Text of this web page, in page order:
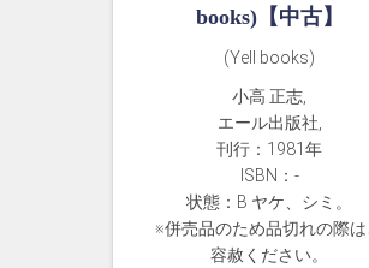
books)【中古】
(Yell books)
小高 正志,
エール出版社,
刊行：1981年
ISBN：-
状態：B ヤケ、シミ。
※併売品のため品切れの際
容赦ください。